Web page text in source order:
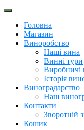
Перейти
вмістуГоловна
Магазин
Виноробство
Наші вина
Винні тури
Виробничі
Історія
Виноградарство
Наш
Контакти
Зворотній
Кошик